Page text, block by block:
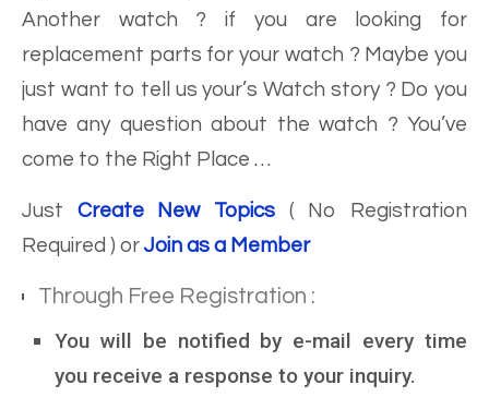
Another watch ? if you are looking for
replacement parts for your watch ? Maybe you
just want to tell us your’s Watch story ? Do you
have any question about the watch ? You’ve
come to the Right Place …
Just Create New Topics ( No Registration
Required ) or Join as a Member
Through Free Registration :
You will be notified by e-mail every time
you receive a response to your inquiry.